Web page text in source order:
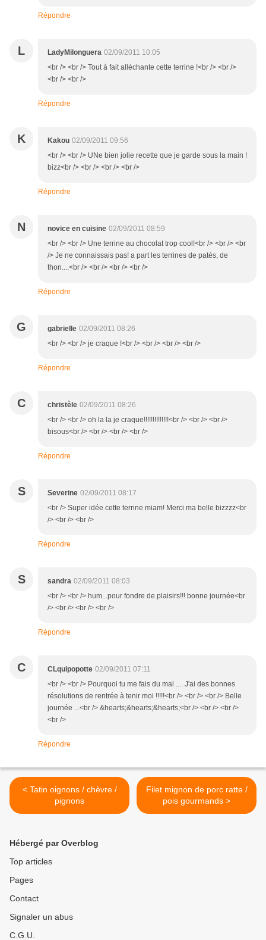
Répondre
L LadyMilonguera 02/09/2011 10:05
<br /> <br /> Tout à fait alléchante cette terrine !<br /> <br />
<br /> <br />
Répondre
K Kakou 02/09/2011 09:56
<br /> <br /> UNe bien jolie recette que je garde sous la main !
bizz<br /> <br /> <br /> <br />
Répondre
N novice en cuisine 02/09/2011 08:59
<br /> <br /> Une terrine au chocolat trop cool!<br /> <br /> <br
/> Je ne connaissais pas! a part les terrines de patés, de
thon....<br /> <br /> <br /> <br />
Répondre
G gabrielle 02/09/2011 08:26
<br /> <br /> je craque !<br /> <br /> <br /> <br />
Répondre
C christèle 02/09/2011 08:26
<br /> <br /> oh la la je craque!!!!!!!!!!!!!!<br /> <br /> <br />
bisous<br /> <br /> <br /> <br />
Répondre
S Severine 02/09/2011 08:17
<br /> Super idée cette terrine miam! Merci ma belle bizzzz<br
/> <br /> <br />
Répondre
S sandra 02/09/2011 08:03
<br /> <br /> hum...pour fondre de plaisirs!!! bonne journée<br
/> <br /> <br /> <br />
Répondre
C CLquipopotte 02/09/2011 07:11
<br /> <br /> Pourquoi tu me fais du mal .... J'ai des bonnes
résolutions de rentrée à tenir moi !!!!!<br /> <br /> <br /> Belle
journée ...<br /> &hearts;&hearts;&hearts;<br /> <br /> <br />
<br />
Répondre
< Tatin oignons / chèvre /
pignons
Filet mignon de porc ratte /
pois gourmands >
Hébergé par Overblog
Top articles
Pages
Contact
Signaler un abus
C.G.U.